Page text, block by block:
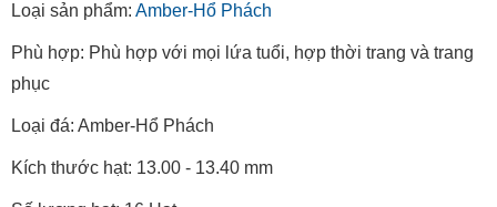
Loại sản phẩm: Amber-Hổ Phách
Phù hợp: Phù hợp với mọi lứa tuổi, hợp thời trang và trang
phục
Loại đá: Amber-Hổ Phách
Kích thước hạt: 13.00 - 13.40 mm